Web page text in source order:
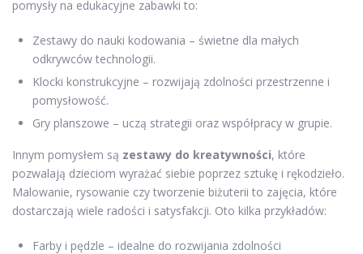
pomysły na edukacyjne zabawki to:
Zestawy do nauki kodowania – świetne dla małych
odkrywców technologii.
Klocki konstrukcyjne – rozwijają zdolności przestrzenne i
pomysłowość.
Gry planszowe – uczą strategii oraz współpracy w grupie.
Innym pomysłem są zestawy do kreatywności, które
pozwalają dzieciom wyrażać siebie poprzez sztukę i rękodzieło.
Malowanie, rysowanie czy tworzenie biżuterii to zajęcia, które
dostarczają wiele radości i satysfakcji. Oto kilka przykładów:
Farby i pędzle – idealne do rozwijania zdolności